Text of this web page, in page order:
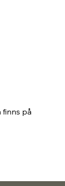
finns på